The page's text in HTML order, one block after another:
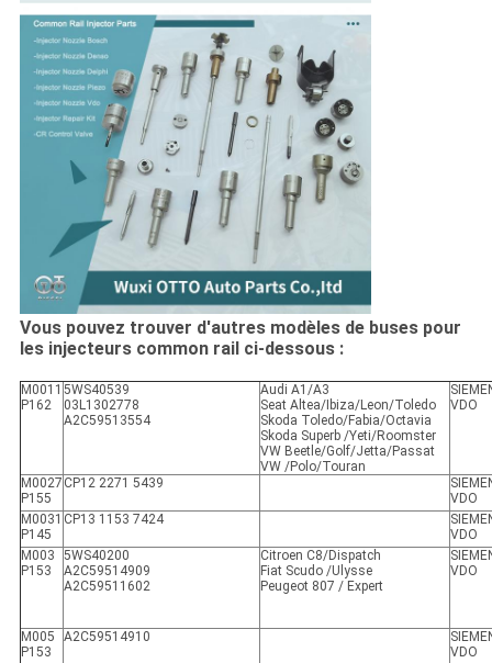
Vous pouvez trouver d'autres modèles de buses pour
les injecteurs common rail ci-dessous :
M0011
P162
5WS40539
03L1302778
A2C59513554
Audi A1/A3
Seat Altea/Ibiza/Leon/Toledo
Skoda Toledo/Fabia/Octavia
Skoda Superb /Yeti/Roomster
VW Beetle/Golf/Jetta/Passat
VW /Polo/Touran
VDO
M0027
P155
CP12 2271 5439
VDO
M0031
P145
CP13 1153 7424
VDO
M003
P153
5WS40200
A2C59514909
A2C59511602
Citroen C8/Dispatch
Fiat Scudo /Ulysse
Peugeot 807 / Expert
VDO
M005
P153
A2C59514910
VDO